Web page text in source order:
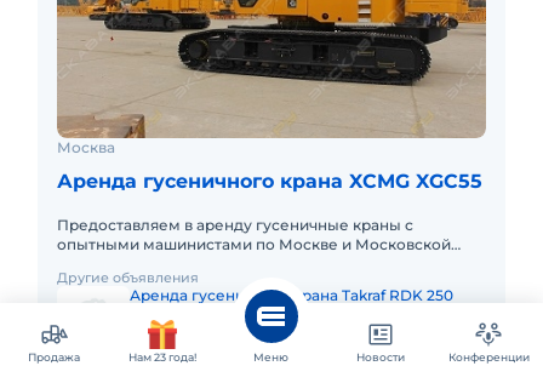
Москва
Аренда гусеничного крана XCMG XGC55
Предоставляем в аренду гусеничные краны с
опытными машинистами по Москве и Московской
краткосрочный (почасовой, посменн
Другие объявления
Аренда гусеничного крана Takraf RDK 250
Цена по запросу
Аренда гусеничного крана Takraf RDK 250
Цена по запросу
Продажа Нам 23 года! Меню Новости Конференции